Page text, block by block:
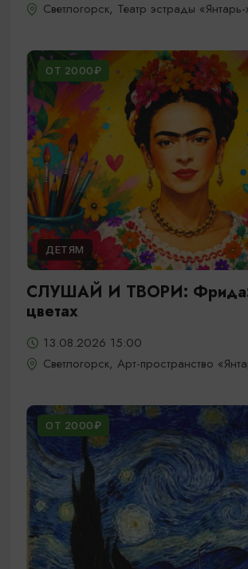
Светлогорск, Театр эстрады
ОТ 2000₽
ДЕТЯМ
СЛУШАЙ И ТВОРИ: Фрида:
цветах
13.08.2026 15:00
Светлогорск, Арт-пространство
ОТ 2000₽